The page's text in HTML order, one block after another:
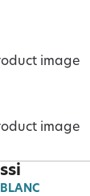
BLANC